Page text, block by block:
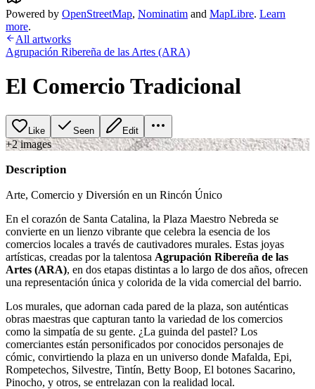
Powered by OpenStreetMap, Nominatim and MapLibre. Learn
more.
All artworks
Agrupación Ribereña de las Artes (ARA)
El Comercio Tradicional
Like Seen Edit
+2images
Description
Arte, Comercio y Diversión en un Rincón Único
En el corazón de Santa Catalina, la Plaza Maestro Nebreda se
convierte en un lienzo vibrante que celebra la esencia de los
comercios locales a través de cautivadores murales. Estas joyas
artísticas, creadas por la talentosa Agrupación Ribereña de las
Artes (ARA), en dos etapas distintas a lo largo de dos años, ofrecen
una representación única y colorida de la vida comercial del barrio.
Los murales, que adornan cada pared de la plaza, son auténticas
obras maestras que capturan tanto la variedad de los comercios
como la simpatía de su gente. ¿La guinda del pastel? Los
comerciantes están personificados por conocidos personajes de
cómic, convirtiendo la plaza en un universo donde Mafalda, Epi,
Rompetechos, Silvestre, Tintín, Betty Boop, El botones Sacarino,
Pinocho, y otros, se entrelazan con la realidad local.